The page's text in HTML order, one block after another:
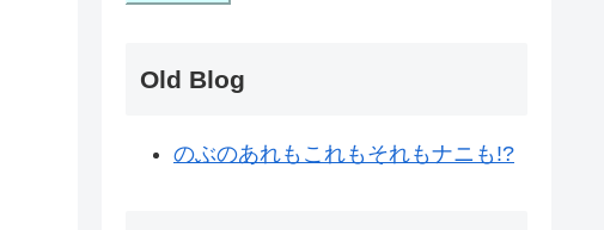
Old Blog
のぶのあれもこれもそれもナニも!?